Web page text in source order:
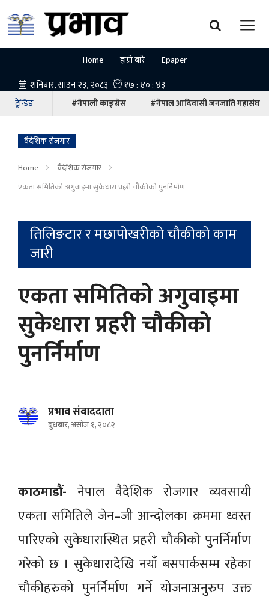
Home हाम्रो बारे Epaper
ट्रेन्डिङ #नेपाली काङ्ग्रेस #नेपाल आदिवासी जनजाति महासंघ
वैदेशिक रोजगार
Home
वैदेशिक रोजगार
एकता समितिको अगुवाइमा सुकेधारा प्रहरी चौकीको पुनर्निर्माण
तिलिङटार र मछापोखरीको चौकीको काम
जारी
एकता समितिको अगुवाइमा
सुकेधारा प्रहरी चौकीको
पुनर्निर्माण
प्रभाव संवाददाता
बुधबार, असोज १, २०८२
काठमाडौं- नेपाल वैदेशिक रोजगार व्यवसायी
एकता समितिले जेन–जी आन्दोलका क्रममा ध्वस्त
पारिएको सुकेधारास्थित प्रहरी चौकीको पुनर्निर्माण
गरेको छ । सुकेधारादेखि नयाँ बसपार्कसम्म रहेका
चौकीहरुको पुनर्निर्माण गर्ने योजनाअनुरुप उक्त